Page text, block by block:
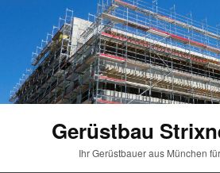
Gerüstbau
Ihr Gerüstbauer aus München